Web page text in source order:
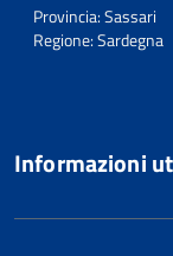
Provincia: Sassari
Regione: Sardegna
Informazioni